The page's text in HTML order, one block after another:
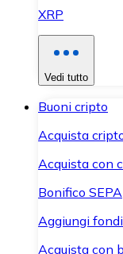
XRP
Vedi tutto
Buoni cripto
Acquista
Acquista con
Bonifico SEPA
Aggiungi
Acquista con